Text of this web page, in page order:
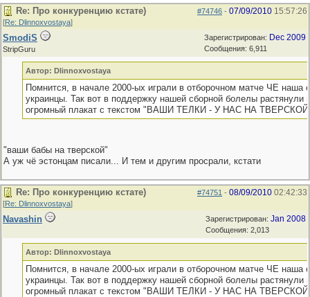
#74746 - 07/09/2010 15:57:26
Re: Про конкуренцию кстате)
[Re: Dlinnoxvostaya]
Зарегистрирован: Dec 2009
Сообщения: 6,911
SmodiS
StripGuru
Автор: Dlinnoxvostaya
Помнится, в начале 2000-ых играли в отборочном матче ЧЕ наша
украинцы. Так вот в поддержку нашей сборной болелы растянули
огромный плакат с текстом "ВАШИ ТЕЛКИ - У НАС НА
"ваши бабы на тверской"
А уж чё эстонцам писали... И тем и другим просрали, кстати
#74751 - 08/09/2010 02:42:33
Re: Про конкуренцию кстате)
[Re: Dlinnoxvostaya]
Зарегистрирован: Jan 2008
Сообщения: 2,013
Navashin
Автор: Dlinnoxvostaya
Помнится, в начале 2000-ых играли в отборочном матче ЧЕ наша
украинцы. Так вот в поддержку нашей сборной болелы растянули
огромный плакат с текстом "ВАШИ ТЕЛКИ - У НАС НА